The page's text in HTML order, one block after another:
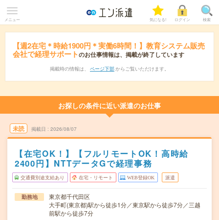
メニュー 気になる! ログイン 検索
【週2在宅＊時給1900円＊実働6時間！】教育システム販売
会社で経理サポートのお仕事情報は、掲載が終了しています
掲載時の情報は、 ページ下部 からご覧いただけます。
お探しの条件に近い派遣のお仕事
未読 掲載日 2026/08/07
【在宅OK！】【フルリモートOK！高時給
2400円】NTTデータGで経理事務
交通費別途支給あり 在宅・リモート WEB登録OK 派遣
勤務地
東京都千代田区
大手町(東京都)駅から徒歩1分／東京駅から徒歩7分／三越
前駅から徒歩7分